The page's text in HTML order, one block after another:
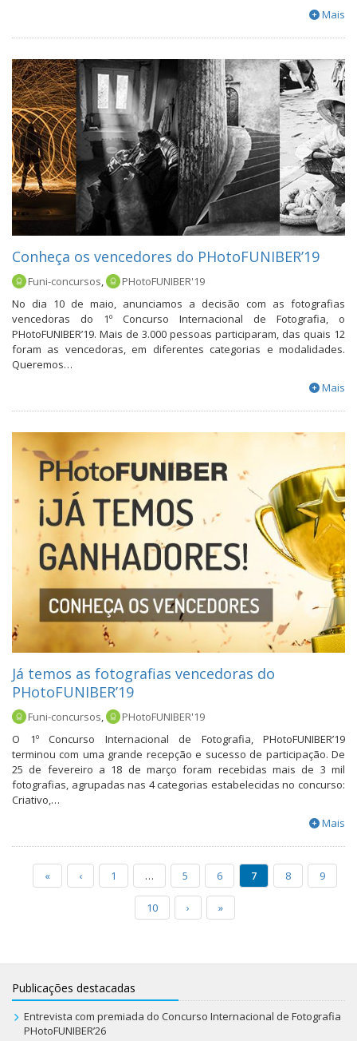
Mais
Conheça os vencedores do PHotoFUNIBER’19
Funi-concursos,
PHotoFUNIBER'19
No dia 10 de maio, anunciamos a decisão com as fotografias
vencedoras do 1º Concurso Internacional de Fotografia, o
PHotoFUNIBER’19. Mais de 3.000 pessoas participaram, das quais 12
foram as vencedoras, em diferentes categorias e modalidades.
Queremos…
Mais
Já temos as fotografias vencedoras do
PHotoFUNIBER’19
Funi-concursos,
PHotoFUNIBER'19
O 1º Concurso Internacional de Fotografia, PHotoFUNIBER’19
terminou com uma grande recepção e sucesso de participação. De
25 de fevereiro a 18 de março foram recebidas mais de 3 mil
fotografias, agrupadas nas 4 categorias estabelecidas no concurso:
Criativo,…
Mais
« ‹ 1 … 5 6 7 8 9
10 › »
Publicações destacadas
Entrevista com premiada do Concurso Internacional de Fotografia
PHotoFUNIBER’26